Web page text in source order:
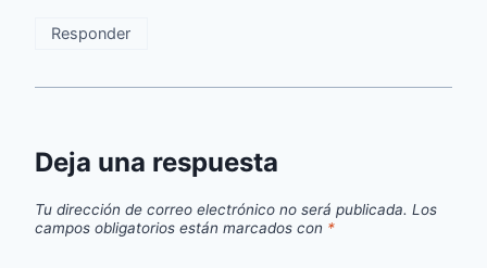
Responder
Deja una respuesta
Tu dirección de correo electrónico no será publicada. Los
campos obligatorios están marcados con *